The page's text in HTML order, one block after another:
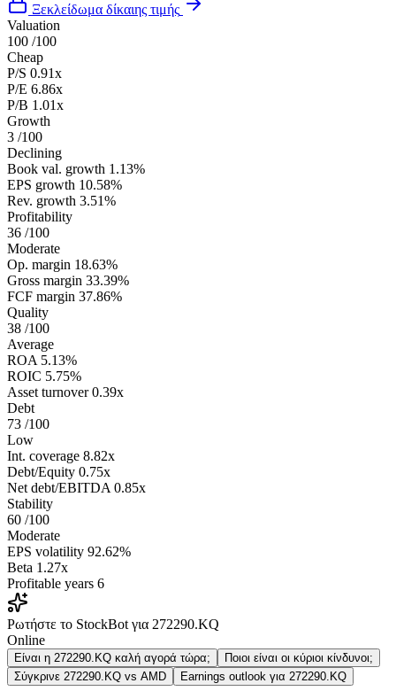
Ξεκλείδωμα δίκαιης τιμής
Valuation
100 /100
Cheap
P/S 0.91x
P/E 6.86x
P/B 1.01x
Growth
3 /100
Declining
Book val. growth 1.13%
EPS growth 10.58%
Rev. growth 3.51%
Profitability
36 /100
Moderate
Op. margin 18.63%
Gross margin 33.39%
FCF margin 37.86%
Quality
38 /100
Average
ROA 5.13%
ROIC 5.75%
Asset turnover 0.39x
Debt
73 /100
Low
Int. coverage 8.82x
Debt/Equity 0.75x
Net debt/EBITDA 0.85x
Stability
60 /100
Moderate
EPS volatility 92.62%
Beta 1.27x
Profitable years 6
Ρωτήστε το StockBot για 272290.KQ
Online
Είναι η 272290.KQ καλή αγορά τώρα;
Ποιοι είναι οι κύριοι κίνδυνοι;
Σύγκρινε 272290.KQ vs AMD
Earnings outlook για 272290.KQ